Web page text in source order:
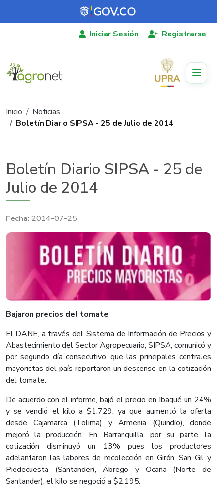
Pasar al contenido principal
Iniciar Sesión Registrarse
Ruta de navegación
Inicio
Noticias
Boletín Diario SIPSA - 25 de Julio de 2014
Boletín Diario SIPSA - 25 de
Julio de 2014
2014-07-25
​Bajaron precios del tomate
El DANE, a través del Sistema de Información de Precios y
Abastecimiento del Sector Agropecuario, SIPSA, comunicó y
por segundo día consecutivo, que las principales centrales
mayoristas del país reportaron un descenso en la cotización
del tomate.
De acuerdo con el informe, bajó el precio en Ibagué un 24%
y se vendió el kilo a $1.729, ya que aumentó la oferta
desde Cajamarca (Tolima) y Armenia (Quindío), donde
mejoró la producción. En Barranquilla, por su parte, la
cotización disminuyó un 13% pues los productores
adelantaron las labores de recolección en Girón, San Gil y
Piedecuesta (Santander), Ábrego y Ocaña (Norte de
Santander); el kilo se negoció a $2.195.